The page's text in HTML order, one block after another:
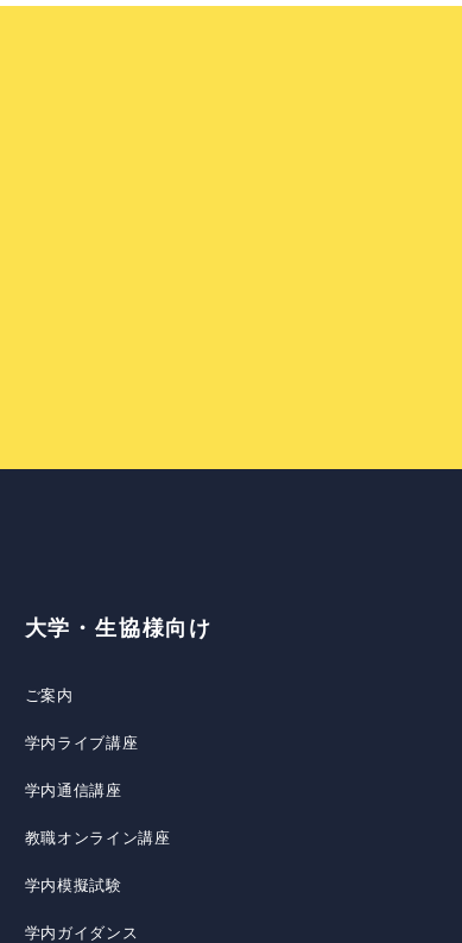
大学・生協様向け
ご案内
学内ライブ講座
学内通信講座
教職オンライン講座
学内模擬試験
学内ガイダンス